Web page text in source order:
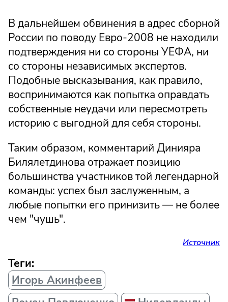
В дальнейшем обвинения в адрес сборной
России по поводу Евро-2008 не находили
подтверждения ни со стороны УЕФА, ни
со стороны независимых экспертов.
Подобные высказывания, как правило,
воспринимаются как попытка оправдать
собственные неудачи или пересмотреть
историю с выгодной для себя стороны.
Таким образом, комментарий Динияра
Билялетдинова отражает позицию
большинства участников той легендарной
команды: успех был заслуженным, а
любые попытки его принизить — не более
чем "чушь".
Источник
Теги:
Игорь Акинфеев